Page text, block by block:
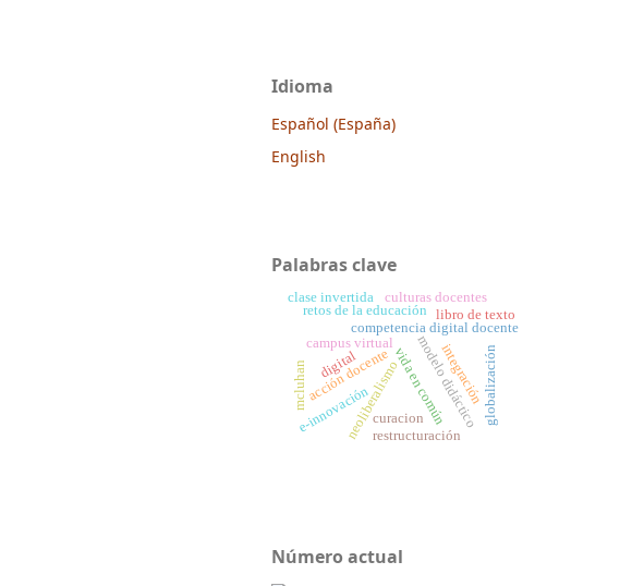
Idioma
Español (España)
English
Palabras clave
campus virtual
vida en común
acción docente
competencia digital docente
modelo didáctico
digital
libro de texto
neoliberalismorestructuración
retos de la educación
culturas docentes
integración
e-innovación
mcluhan
clase invertida
globalización
curacion
Número actual